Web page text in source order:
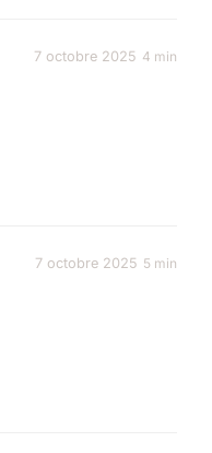
7 octobre 2025 4 min
7 octobre 2025 5 min